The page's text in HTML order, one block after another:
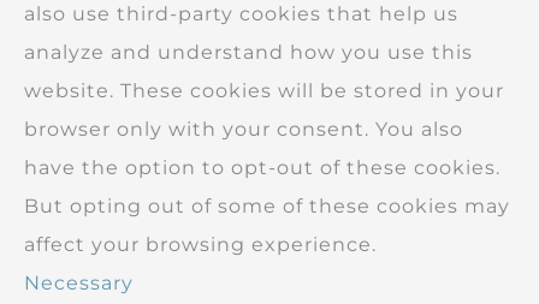
also use third-party cookies that help us
analyze and understand how you use this
website. These cookies will be stored in your
browser only with your consent. You also
have the option to opt-out of these cookies.
But opting out of some of these cookies may
affect your browsing experience.
Necessary